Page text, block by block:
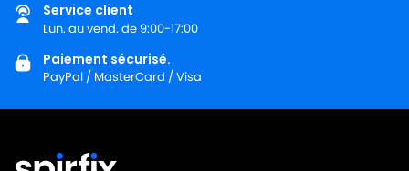
Service client
Lun. au vend. de 9:00-17:00
Paiement sécurisé.
PayPal / MasterCard / Visa